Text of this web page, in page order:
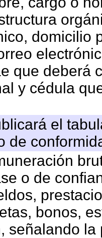
domicilio
que deberá
y cédula
el
de
o de
bonos,
señalando